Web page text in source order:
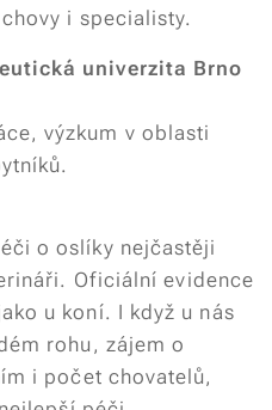
i specialisty.
univerzita Brno
výzkum v oblasti
o oslíky nejčastěji
Oficiální evidence
u koní. I když u nás
rohu, zájem o
i počet chovatelů,